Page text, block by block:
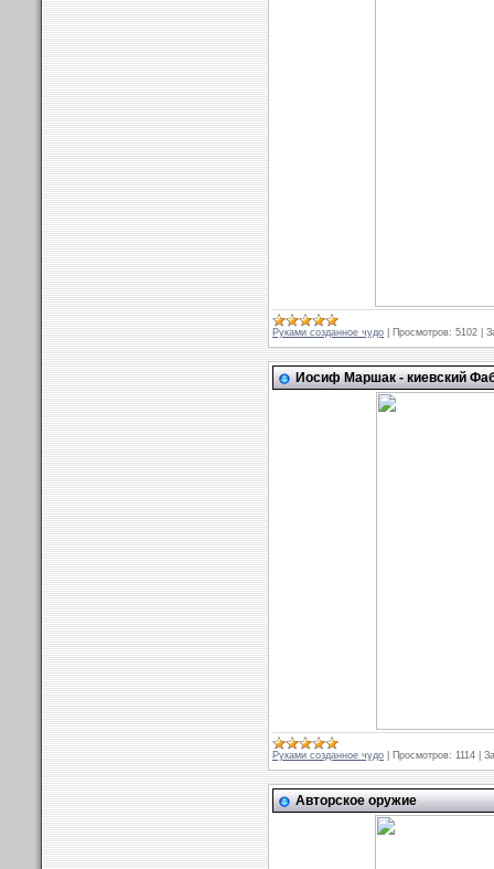
Руками созданное чудо Просмотров: 5102
Иосиф Маршак - киевский
Руками созданное чудо Просмотров: 1114
Авторское оружие